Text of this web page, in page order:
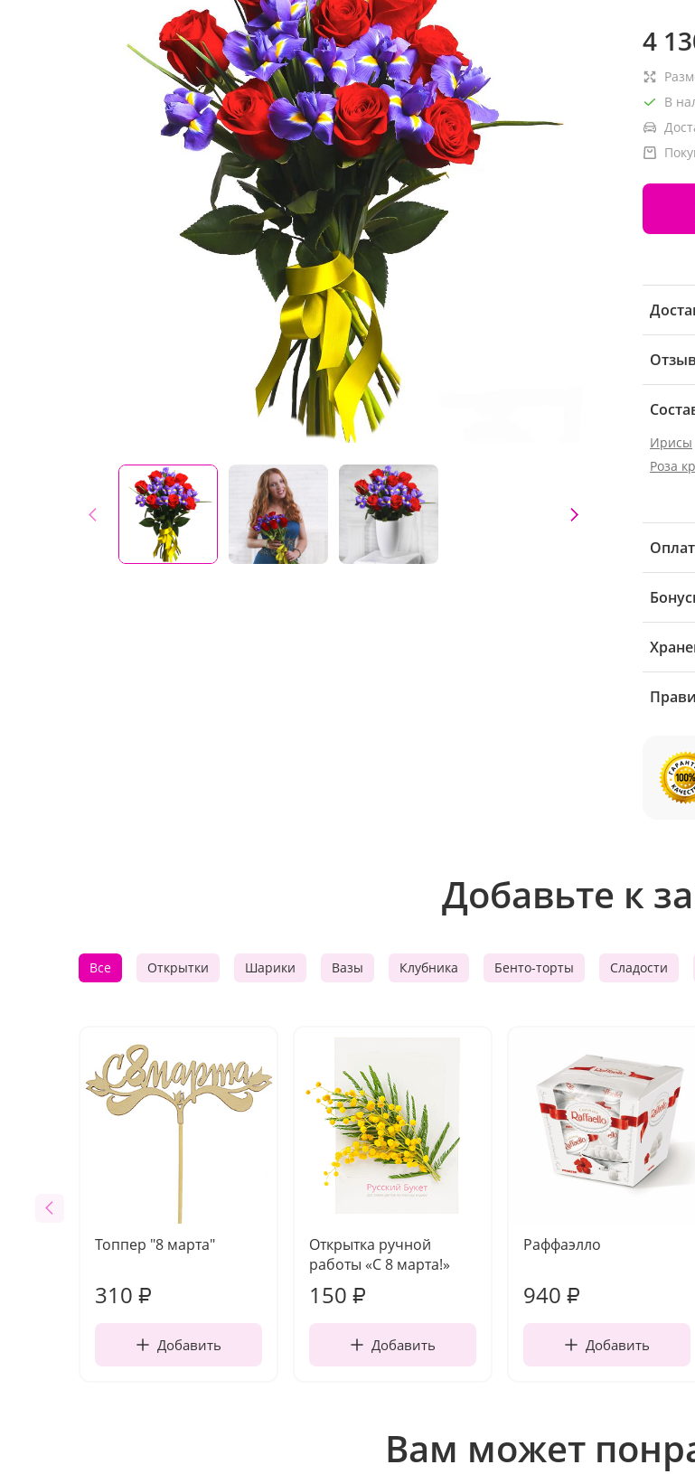
4
В
Ирисы
Роза
Добавьте к
Все Открытки Шарики Вазы Клубника Бенто-торты Сладости
Топпер "8 марта"
310 ₽
Добавить
Открытка ручной
работы «С 8 марта!»
150 ₽
Добавить
Раффаэлло
940 ₽
Добавить
Вам может